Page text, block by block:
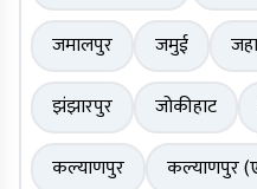
जमालपुर जमुई
झंझारपुर
जोकीहाट
कल्याणपुर
कल्याणपुर